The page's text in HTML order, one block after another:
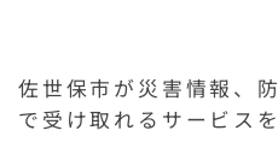
佐世保市が災害情報、
で受け取れるサービスを